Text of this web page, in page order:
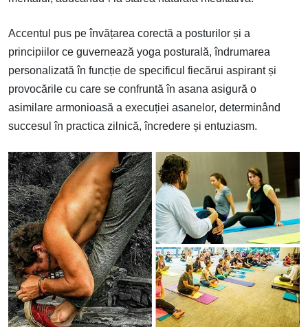
Accentul pus pe învățarea corectă a posturilor și a
principiilor ce guvernează yoga posturală, îndrumarea
personalizată în funcție de specificul fiecărui aspirant și
provocările cu care se confruntă în asana asigură o
asimilare armonioasă a execuției asanelor, determinând
succesul în practica zilnică, încredere și entuziasm.
Image